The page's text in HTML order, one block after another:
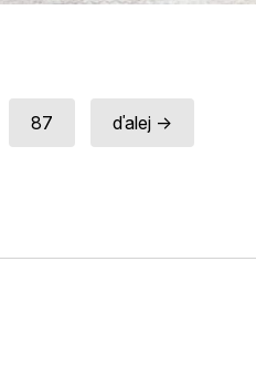
87 ďalej →